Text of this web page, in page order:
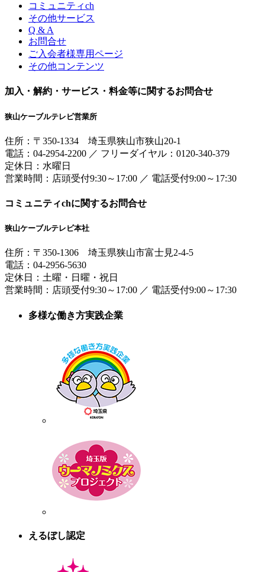
コミュニティch
その他サービス
Q & A
お問合せ
ご入会者様専用ページ
その他コンテンツ
加入・解約・サービス・料金等に関するお問合せ
狭山ケーブルテレビ営業所
住所： 〒350-1334 埼玉県狭山市狭山20-1
電話： 04-2954-2200 ／ フリーダイヤル：0120-340-379
定休日：水曜日
営業時間： 店頭受付9:30～17:00 ／ 電話受付9:00～17:30
コミュニティchに関するお問合せ
狭山ケーブルテレビ本社
住所： 〒350-1306 埼玉県狭山市富士見2-4-5
電話： 04-2956-5630
定休日：土曜・日曜・祝日
営業時間： 店頭受付9:30～17:00 ／ 電話受付9:00～17:30
多様な働き方実践企業
えるぼし認定